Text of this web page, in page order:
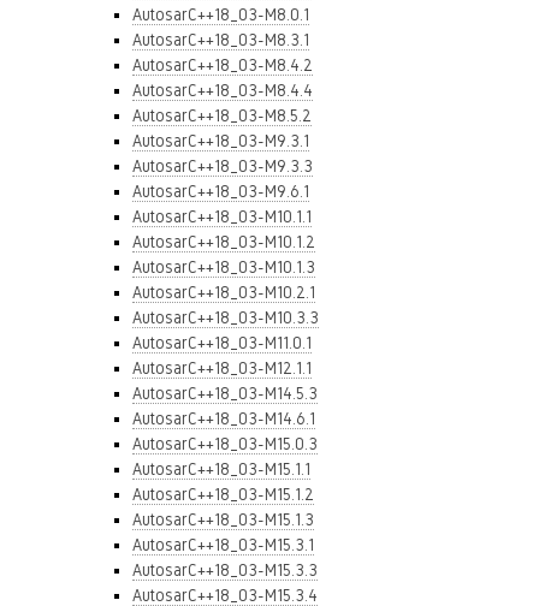
AutosarC++18_03-M8.0.1
AutosarC++18_03-M8.3.1
AutosarC++18_03-M8.4.2
AutosarC++18_03-M8.4.4
AutosarC++18_03-M8.5.2
AutosarC++18_03-M9.3.1
AutosarC++18_03-M9.3.3
AutosarC++18_03-M9.6.1
AutosarC++18_03-M10.1.1
AutosarC++18_03-M10.1.2
AutosarC++18_03-M10.1.3
AutosarC++18_03-M10.2.1
AutosarC++18_03-M10.3.3
AutosarC++18_03-M11.0.1
AutosarC++18_03-M12.1.1
AutosarC++18_03-M14.5.3
AutosarC++18_03-M14.6.1
AutosarC++18_03-M15.0.3
AutosarC++18_03-M15.1.1
AutosarC++18_03-M15.1.2
AutosarC++18_03-M15.1.3
AutosarC++18_03-M15.3.1
AutosarC++18_03-M15.3.3
AutosarC++18_03-M15.3.4